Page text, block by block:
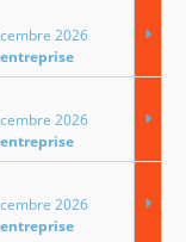
2026
2026
2026